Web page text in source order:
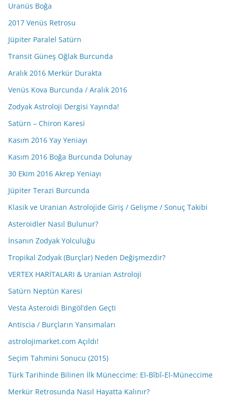
Uranüs Boğa
2017 Venüs Retrosu
Jüpiter Paralel Satürn
Transit Güneş Oğlak Burcunda
Aralık 2016 Merkür Durakta
Venüs Kova Burcunda / Aralık 2016
Zodyak Astroloji Dergisi Yayında!
Satürn – Chiron Karesi
Kasım 2016 Yay Yeniayı
Kasım 2016 Boğa Burcunda Dolunay
30 Ekim 2016 Akrep Yeniayı
Jüpiter Terazi Burcunda
Klasik ve Uranian Astrolojide Giriş / Gelişme / Sonuç Takibi
Asteroidler Nasıl Bulunur?
İnsanın Zodyak Yolculuğu
Tropikal Zodyak (Burçlar) Neden Değişmezdir?
VERTEX HARİTALARI & Uranian Astroloji
Satürn Neptün Karesi
Vesta Asteroidi Bingöl’den Geçti
Antiscia / Burçların Yansımaları
astrolojimarket.com Açıldı!
Seçim Tahmini Sonucu (2015)
Türk Tarihinde Bilinen İlk Müneccime: El-Bîbî-El-Müneccime
Merkür Retrosunda Nasıl Hayatta Kalınır?